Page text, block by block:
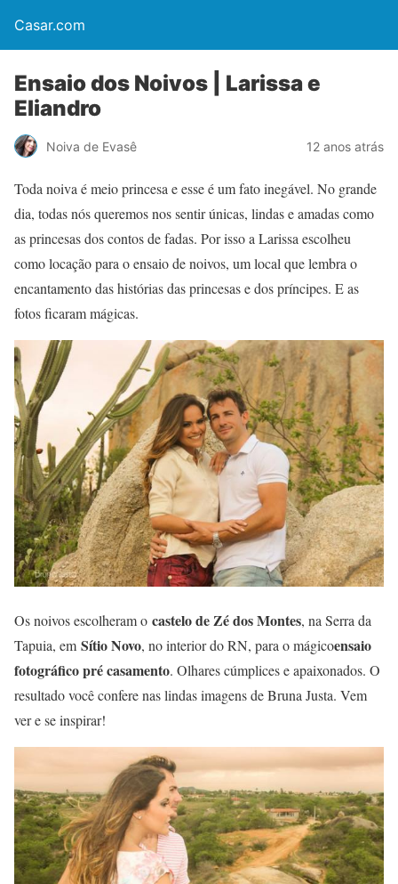
Casar.com
Ensaio dos Noivos | Larissa e
Eliandro
Noiva de Evasê 12 anos atrás
Toda noiva é meio princesa e esse é um fato inegável. No grande
dia, todas nós queremos nos sentir únicas, lindas e amadas como
as princesas dos contos de fadas. Por isso a Larissa escolheu
como locação para o ensaio de noivos, um local que lembra o
encantamento das histórias das princesas e dos príncipes. E as
fotos ficaram mágicas.
Os noivos escolheram o castelo de Zé dos Montes, na Serra da
Tapuia, em Sítio Novo, no interior do RN, para o mágicoensaio
fotográfico pré casamento. Olhares cúmplices e apaixonados. O
resultado você confere nas lindas imagens de Bruna Justa. Vem
ver e se inspirar!